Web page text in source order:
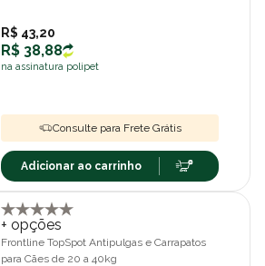
R$ 43,20
R$ 38,88
na assinatura polipet
Consulte para Frete Grátis
Adicionar ao carrinho
+ opções
Frontline TopSpot Antipulgas e Carrapatos
para Cães de 20 a 40kg